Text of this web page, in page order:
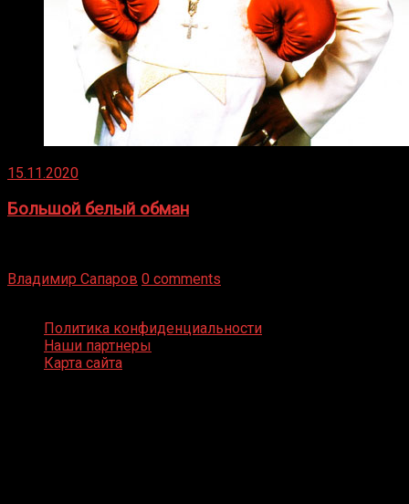
15.11.2020
Большой белый обман
Владимир Сапаров 0 comments
Политика конфиденциальности
Наши партнеры
Карта сайта